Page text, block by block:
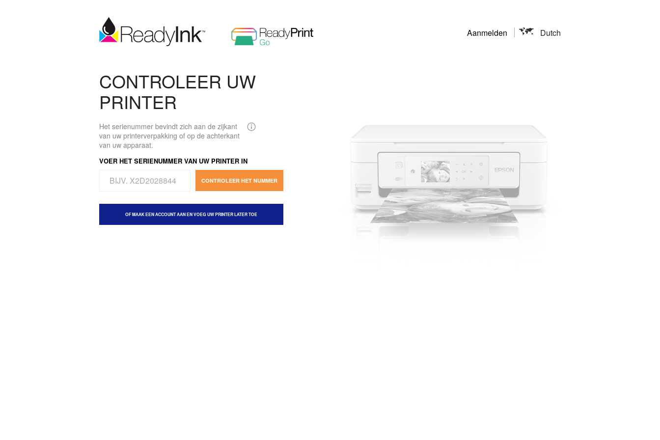
Aanmelden Dutch
CONTROLEER UW
PRINTER
Het serienummer bevindt zich aan de zijkant
van uw printerverpakking of op de achterkant
van uw apparaat.
VOER HET SERIENUMMER VAN UW PRINTER IN
CONTROLEER HET NUMMER
OF MAAK EEN ACCOUNT AAN EN VOEG UW PRINTER LATER TOE